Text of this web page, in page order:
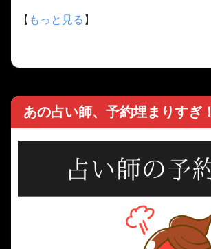
【 もっと見る 】
あの占い師、予約埋まりすぎ！